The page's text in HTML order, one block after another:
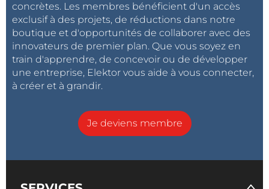
concrètes. Les membres bénéficient d'un accès
exclusif à des projets, de réductions dans notre
boutique et d'opportunités de collaborer avec des
innovateurs de premier plan. Que vous soyez en
train d'apprendre, de concevoir ou de développer
une entreprise, Elektor vous aide à vous connecter,
à créer et à grandir.
Je deviens membre